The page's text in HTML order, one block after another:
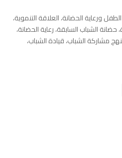
ورعاية الحضانة، العلاقة التنموية،
الشباب السابقة، رعاية الحضانة،
مشاركة الشباب، قيادة الشباب،